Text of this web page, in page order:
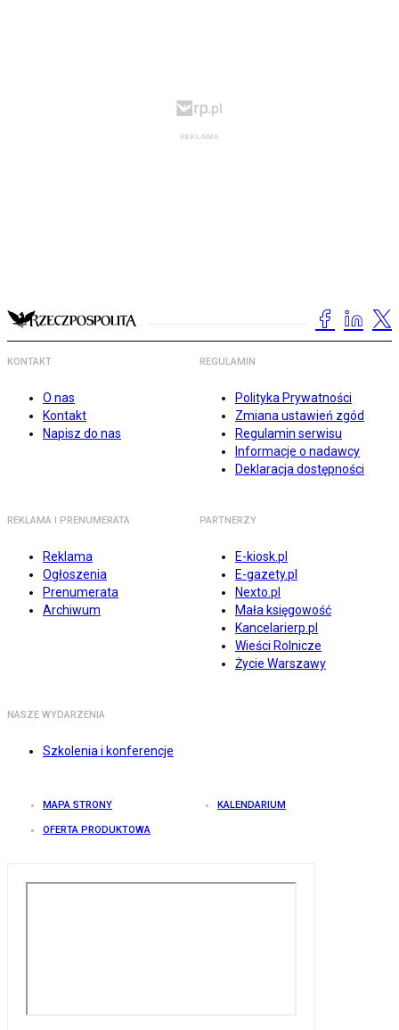
KONTAKT
O nas
Kontakt
Napisz do nas
REGULAMIN
Polityka Prywatności
Zmiana ustawień zgód
Regulamin serwisu
Informacje o nadawcy
Deklaracja dostępności
REKLAMA I PRENUMERATA
Reklama
Ogłoszenia
Prenumerata
Archiwum
PARTNERZY
E-kiosk.pl
E-gazety.pl
Nexto.pl
Mała księgowość
Kancelarierp.pl
Wieści Rolnicze
Życie Warszawy
NASZE WYDARZENIA
Szkolenia i konferencje
MAPA STRONY KALENDARIUM
OFERTA PRODUKTOWA